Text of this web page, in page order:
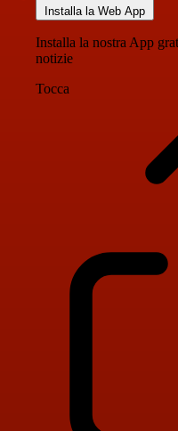
Installa la Web App
Installa la nostra App
notizie
Tocca